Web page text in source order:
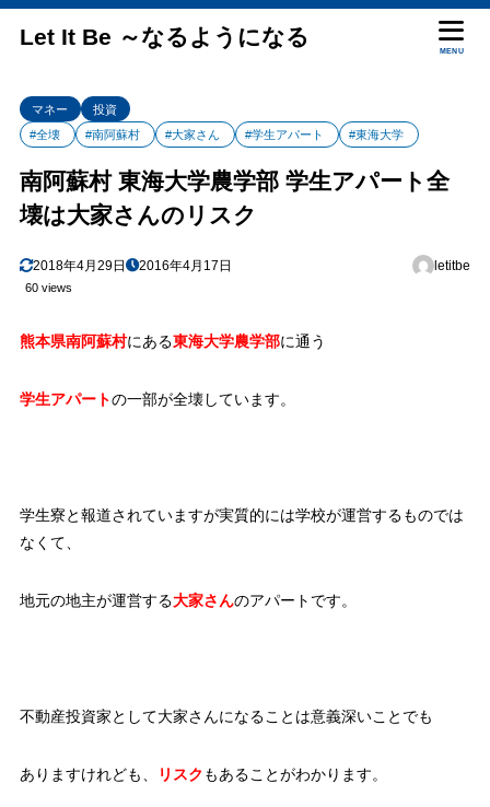
Let It Be ～なるようになる
MENU
マネー
投資
#全壊
#南阿蘇村 #大家さん #学生アパート #東海大学
南阿蘇村 東海大学農学部 学生アパート全
壊は大家さんのリスク
2018年4月29日 2016年4月17日 letitbe
60 views
熊本県南阿蘇村にある東海大学農学部に通う
学生アパートの一部が全壊しています。
学生寮と報道されていますが実質的には学校が運営するものでは
なくて、
地元の地主が運営する大家さんのアパートです。
不動産投資家として大家さんになることは意義深いことでも
ありますけれども、 リスク もあることがわかります。